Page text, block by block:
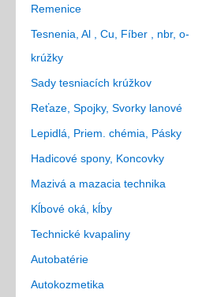
Remenice
Tesnenia, Al , Cu, Fíber , nbr, o-
krúžky
Sady tesniacích krúžkov
Reťaze, Spojky, Svorky lanové
Lepidlá, Priem. chémia, Pásky
Hadicové spony, Koncovky
Mazivá a mazacia technika
Kĺbové oká, kĺby
Technické kvapaliny
Autobatérie
Autokozmetika